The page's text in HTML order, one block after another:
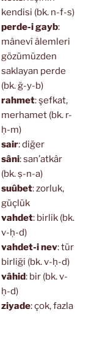
kendisi (bk. n-f-s)
perde-i gayb:
mânevî âlemleri
gözümüzden
saklayan perde
(bk. ğ-y-b)
rahmet: şefkat,
merhamet (bk. r-
ḥ-m)
sair: diğer
sâni: san’atkâr
(bk. ṣ-n-a)
suûbet: zorluk,
güçlük
vahdet: birlik (bk.
v-ḥ-d)
vahdet-i nev: tür
birliği (bk. v-ḥ-d)
vâhid: bir (bk. v-
ḥ-d)
ziyade: çok, fazla